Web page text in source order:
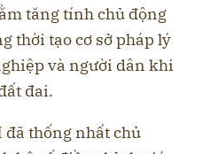
tăng tính chủ động
thời tạo cơ sở pháp lý
và người dân khi
đai.
đã thống nhất chủ